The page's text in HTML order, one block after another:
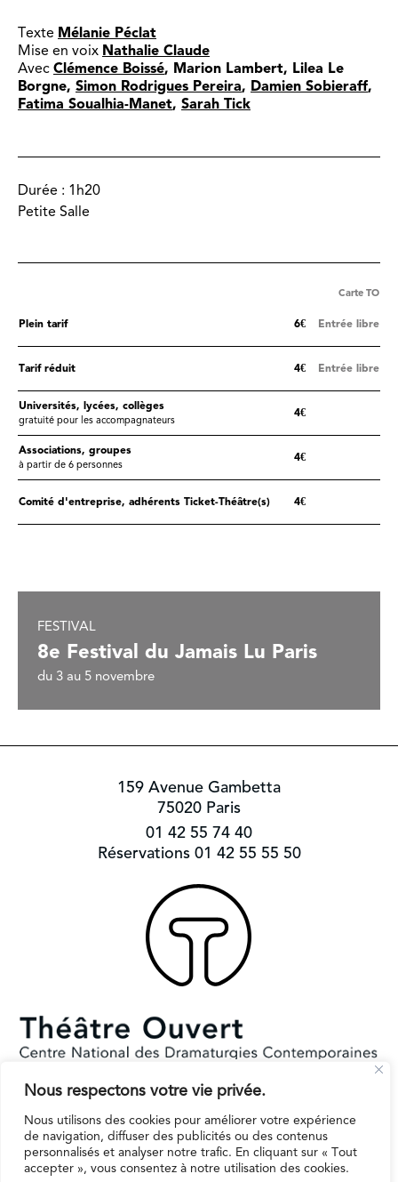
Nous respectons votre vie privée.
Nous utilisons des cookies pour améliorer votre expérience
de navigation, diffuser des publicités ou des contenus
personnalisés et analyser notre trafic. En cliquant sur « Tout
accepter », vous consentez à notre utilisation des cookies.
Texte Mélanie Péclat
Mise en voix Nathalie Claude
Avec Clémence Boissé, Marion Lambert, Lilea Le
Borgne, Simon Rodrigues Pereira, Damien Sobieraff,
Fatima Soualhia-Manet, Sarah Tick
Durée : 1h20
Petite Salle
Carte TO
Plein tarif 6€ Entrée libre
Tarif réduit 4€ Entrée libre
Universités, lycées, collèges
gratuité pour les accompagnateurs
4€
Associations, groupes
à partir de 6 personnes
4€
Comité d'entreprise, adhérents Ticket-Théâtre(s) 4€
FESTIVAL
8e Festival du Jamais Lu Paris
du 3 au 5 novembre
159 Avenue Gambetta
75020 Paris
01 42 55 74 40
Réservations 01 42 55 55 50
Subventionné par le Ministère de la Culture et la Ville de Paris.
Il reçoit le soutien de la région Ile-de-France pour l’EPAT